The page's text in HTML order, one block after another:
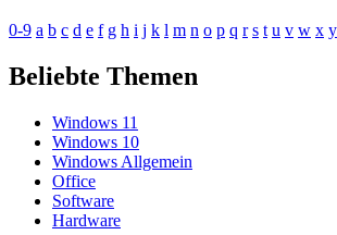
0-9 a b c d e f g h i j k l m n o p q r s t u v w x y
Beliebte Themen
Windows 11
Windows 10
Windows Allgemein
Office
Software
Hardware